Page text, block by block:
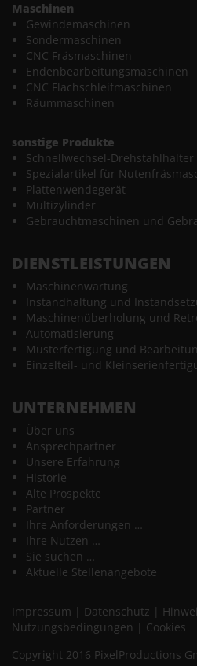
Maschinen
Gewindemaschinen
Sondermaschinen
CNC Fräsmaschinen
Endenbearbeitungsmaschinen
CNC Flachschleifmaschinen
Räummaschinen
sonstige Produkte
Schnellwechsel-Drehstahlhalter
Spezialartikel für
Plattenwendegerät
Multizylinder
Gebrauchtmaschinen und
DIENSTLEISTUNGEN
Maschinenwartung
Instandhaltung und
Maschinenüberholung und
Automatisierung
Musterfertigung und
Einzelteil- und
UNTERNEHMEN
Über uns
Ansprechpartner
Unsere Erfahrung
Historie
Alte Prospekte
Partner
Ihre Anforderungen …
Ihre Nutzen …
Sie suchen …
Aktuelle Stellenangebote
Impressum | Datenschutz |
Nutzungsbedingungen | Cookies
Copyright 2016 PixelProductions